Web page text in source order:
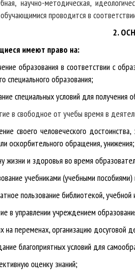
научно-методическая,
проводится в
2.
имеют право на:
образования в соответствии с
специального образования;
специальных условий для получения
в свободное от учебы время в
своего человеческого
оскорбительного обращения, унижения;
жизни и здоровья во время
учебниками (учебными
пользование библиотекой,
в управлении учреждением
на переменах, организацию досуговой
благоприятных условий для
оценку знаний;